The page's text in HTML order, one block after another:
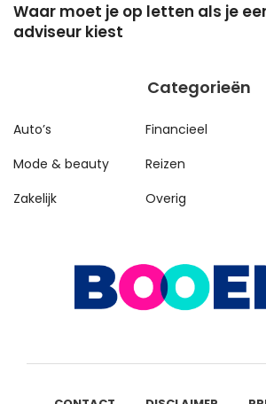
Waar moet je op letten als je
adviseur kiest
Categorieën
Auto’s Financieel
Mode & beauty
Reizen
Zakelijk
Overig